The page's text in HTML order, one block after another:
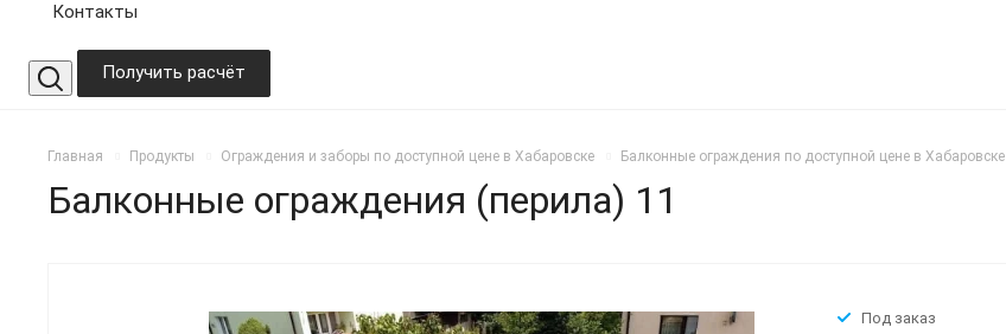
Контакты
Получить расчёт
Главная Продукты Ограждения и заборы по доступной цене в Хабаровске Балконные ограждения по доступной цене в Хабаровске
Балконные ограждения (перила) 11
Под заказ